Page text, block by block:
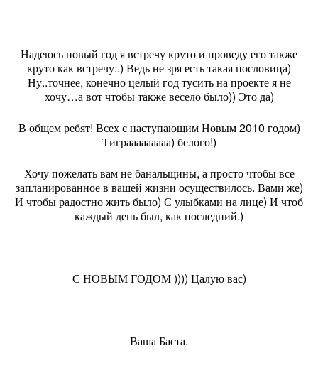
Надеюсь новый год я встречу круто и проведу его также
круто как встречу..) Ведь не зря есть такая пословица)
Ну..точнее, конечно целый год тусить на проекте я не
хочу…а вот чтобы также весело было)) Это да)
В общем ребят! Всех с наступающим Новым 2010 годом)
Тиграаааааааа) белого!)
Хочу пожелать вам не банальщины, а просто чтобы все
запланированное в вашей жизни осуществилось. Вами же)
И чтобы радостно жить было) С улыбками на лице) И чтоб
каждый день был, как последний.)
С НОВЫМ ГОДОМ)))) Цалую вас)
Ваша Баста.